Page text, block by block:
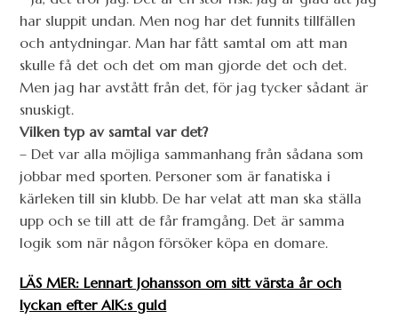
har sluppit undan. Men nog har det funnits tillfällen
och antydningar. Man har fått samtal om att man
skulle få det och det om man gjorde det och det.
Men jag har avstått från det, för jag tycker sådant är
snuskigt.
Vilken typ av samtal var det?
– Det var alla möjliga sammanhang från sådana som
jobbar med sporten. Personer som är fanatiska i
kärleken till sin klubb. De har velat att man ska ställa
upp och se till att de får framgång. Det är samma
logik som när någon försöker köpa en domare.
LÄS MER: Lennart Johansson om sitt värsta år och
lyckan efter AIK:s guld